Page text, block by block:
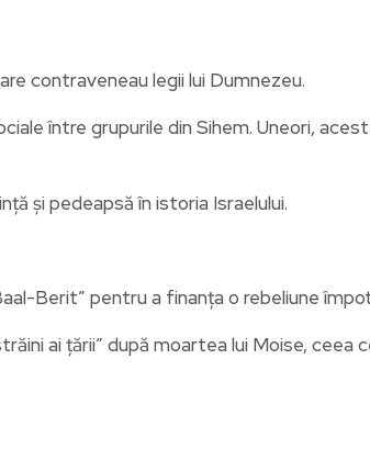
contraveneau legii lui Dumnezeu.
între grupurile din Sihem. Uneori,
și pedeapsă în istoria Israelului.
Berit” pentru a finanța o rebeliune
ai țării” după moartea lui Moise, ceea